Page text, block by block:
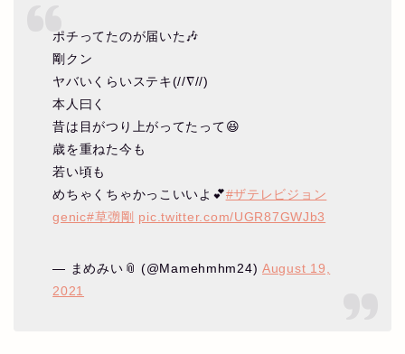
ポチってたのが届いた🎶
剛クン
ヤバいくらいステキ(//∇//)
本人曰く
昔は目がつり上がってたって😆
歳を重ねた今も
若い頃も
めちゃくちゃかっこいいよ💕#ザテレビジョン
genic#草彅剛 pic.twitter.com/UGR87GWJb3
— まめみい📎 (@Mamehmhm24)August 19,
2021